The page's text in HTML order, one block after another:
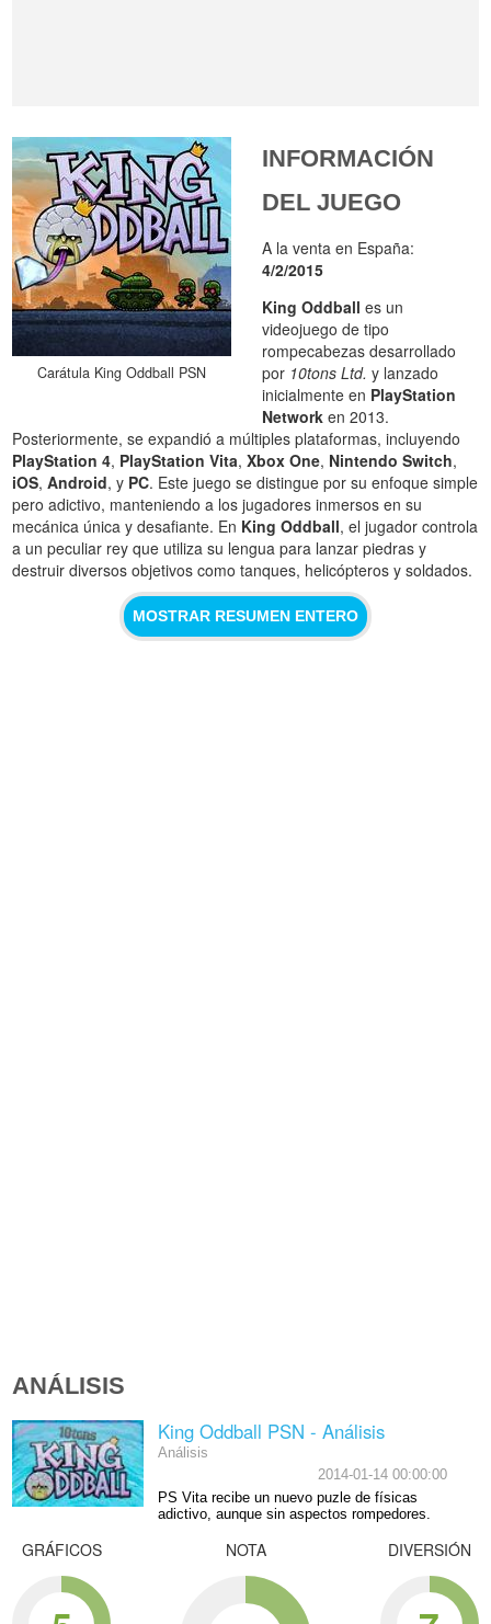
Carátula King Oddball PSN
INFORMACIÓN
DEL JUEGO
A la venta en España:
4/2/2015
King Oddball es un
videojuego de tipo
rompecabezas desarrollado
por 10tons Ltd. y lanzado
inicialmente en PlayStation
Network en 2013.
Posteriormente, se expandió a múltiples plataformas, incluyendo
PlayStation 4, PlayStation Vita,Xbox One, Nintendo Switch,
iOS,Android, y PC. Este juego se distingue por su enfoque simple
pero adictivo, manteniendo a los jugadores inmersos en su
mecánica única y desafiante. En King Oddball, el jugador controla
a un peculiar rey que utiliza su lengua para lanzar piedras y
destruir diversos objetivos como tanques, helicópteros y soldados.
MOSTRAR RESUMEN ENTERO
ANÁLISIS
King Oddball PSN - Análisis
Análisis
2014-01-14 00:00:00
PS Vita recibe un nuevo puzle de físicas
adictivo, aunque sin aspectos rompedores.
GRÁFICOS NOTA DIVERSIÓN